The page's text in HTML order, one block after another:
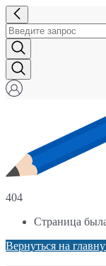
404
Страница
Вернуться на